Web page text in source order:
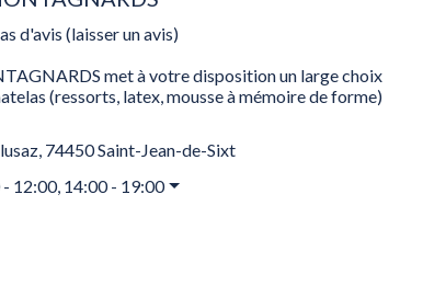
d'avis (laisser un avis)
met à votre disposition un large choix
(ressorts, latex, mousse à mémoire de forme)
, 74450Saint-Jean-de-Sixt
12:00, 14:00 - 19:00